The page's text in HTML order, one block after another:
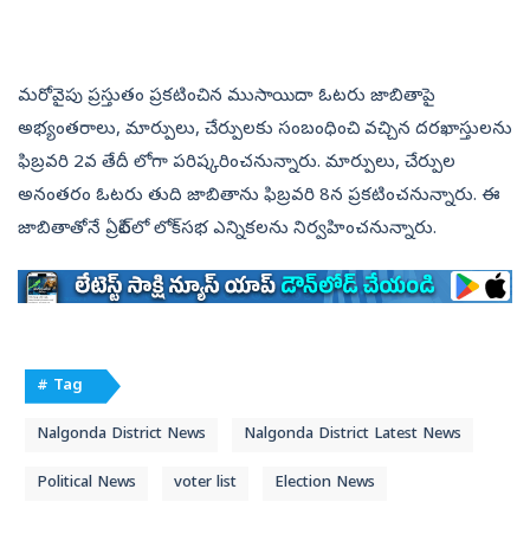
మరోవైపు ప్రస్తుతం ప్రకటించిన ముసాయిదా ఓటరు జాబితాపై
అభ్యంతరాలు, మార్పులు, చేర్పులకు సంబంధించి వచ్చిన దరఖాస్తులను
ఫిబ్రవరి 2వ తేదీ లోగా పరిష్కరించనున్నారు. మార్పులు, చేర్పుల
అనంతరం ఓటరు తుది జాబితాను ఫిబ్రవరి 8న ప్రకటించనున్నారు. ఈ
జాబితాతోనే ఏప్రిల్‌లో లోక్‌సభ ఎన్నికలను నిర్వహించనున్నారు.
# Tag
Nalgonda District News Nalgonda District Latest News
Political News voter list Election News